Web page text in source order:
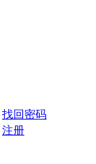
找回密码
注册